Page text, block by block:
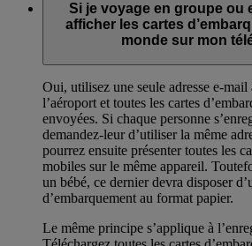
Si je voyage en groupe ou
afficher les cartes
monde sur mon
Oui, utilisez une seule adresse e-mail
l’aéroport et toutes les cartes
envoyées. Si chaque personne
demandez-leur d’utiliser la même
pourrez ensuite présenter toutes les
mobiles sur le même appareil.
un bébé, ce dernier devra disposer
d’embarquement au format papier.
Le même principe s’applique à